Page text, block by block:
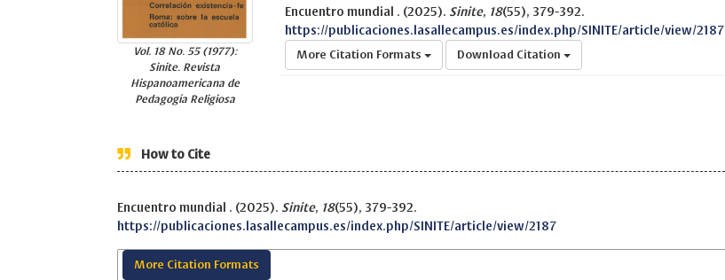
Vol. 18 No. 55 (1977):
Sinite. Revista
Hispanoamericana de
Pedagogía Religiosa
Encuentro mundial . (2025). Sinite, 18(55), 379-392.
https://publicaciones.lasallecampus.es/index.php/SINITE/article/view/2187
More Citation Formats Download Citation
How to Cite
Encuentro mundial . (2025). Sinite, 18(55), 379-392.
https://publicaciones.lasallecampus.es/index.php/SINITE/article/view/2187
More Citation Formats